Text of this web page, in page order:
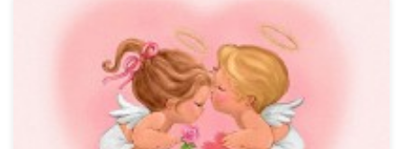
De todos los meses el más pequeño tú, Febrero. No eres frio ni
cálido nos traes un tiempo medio. Es momento de consolidar los
propósitos de año nuevo Aquellos que el mes anterior me
propuse con esmero. Definir plazos y medios para alcanzar mis